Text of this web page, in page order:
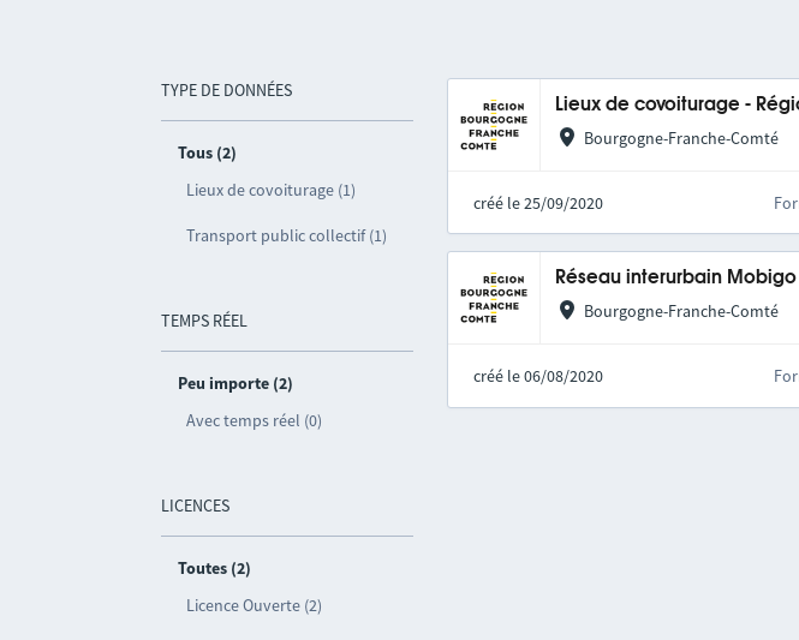
TYPE DE DONNÉES
Tous (2)
Lieux de covoiturage (1)
Transport public collectif (1)
TEMPS RÉEL
Peu importe (2)
Avec temps réel (0)
LICENCES
Toutes (2)
Licence Ouverte (2)
Lieux de covoiturage -
Bourgogne-Franche-Comté
créé le 25/09/2020
Réseau interurbain Mobigo
Bourgogne-Franche-Comté
créé le 06/08/2020